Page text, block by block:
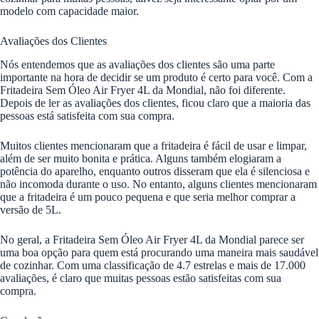
modelo com capacidade maior.
Avaliações dos Clientes
Nós entendemos que as avaliações dos clientes são uma parte
importante na hora de decidir se um produto é certo para você. Com a
Fritadeira Sem Óleo Air Fryer 4L da Mondial, não foi diferente.
Depois de ler as avaliações dos clientes, ficou claro que a maioria das
pessoas está satisfeita com sua compra.
Muitos clientes mencionaram que a fritadeira é fácil de usar e limpar,
além de ser muito bonita e prática. Alguns também elogiaram a
potência do aparelho, enquanto outros disseram que ela é silenciosa e
não incomoda durante o uso. No entanto, alguns clientes mencionaram
que a fritadeira é um pouco pequena e que seria melhor comprar a
versão de 5L.
No geral, a Fritadeira Sem Óleo Air Fryer 4L da Mondial parece ser
uma boa opção para quem está procurando uma maneira mais saudável
de cozinhar. Com uma classificação de 4.7 estrelas e mais de 17.000
avaliações, é claro que muitas pessoas estão satisfeitas com sua
compra.